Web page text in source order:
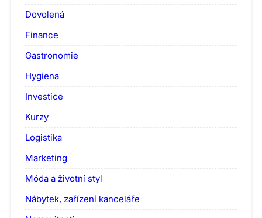
Dovolená
Finance
Gastronomie
Hygiena
Investice
Kurzy
Logistika
Marketing
Móda a životní styl
Nábytek, zařízení kanceláře